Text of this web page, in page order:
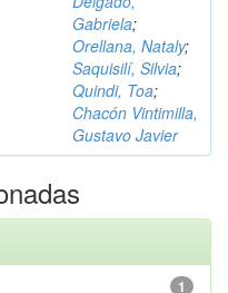
Gabriela;
Orellana, Nataly;
Saquisilí, Silvia;
Quindi, Toa;
Chacón Vintimilla,
Gustavo Javier
1